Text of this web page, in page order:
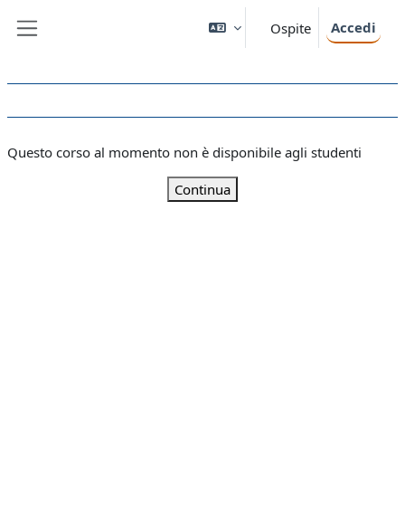
Ospite Accedi
Questo corso al momento non è disponibile agli studenti
Continua